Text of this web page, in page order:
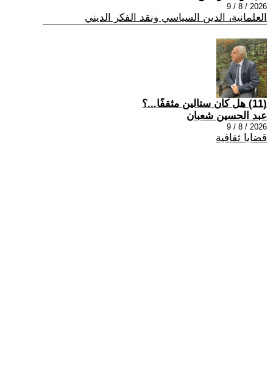
2026 / 8 / 9
العلمانية، الدين السياسي ونقد الفكر الديني
(11) هل كان ستالين مثقفًا...؟
عبد الحسين شعبان
2026 / 8 / 9
قضايا ثقافية